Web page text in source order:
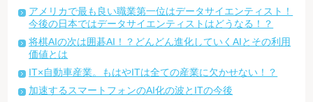
アメリカで最も良い職業第一位はデータサイエンティスト！
今後の日本ではデータサイエンティストはどうなる！？
将棋AIの次は囲碁AI！？どんどん進化していくAIとその利用
価値とは
IT×自動車産業。もはやITは全ての産業に欠かせない！？
加速するスマートフォンのAI化の波とITの今後